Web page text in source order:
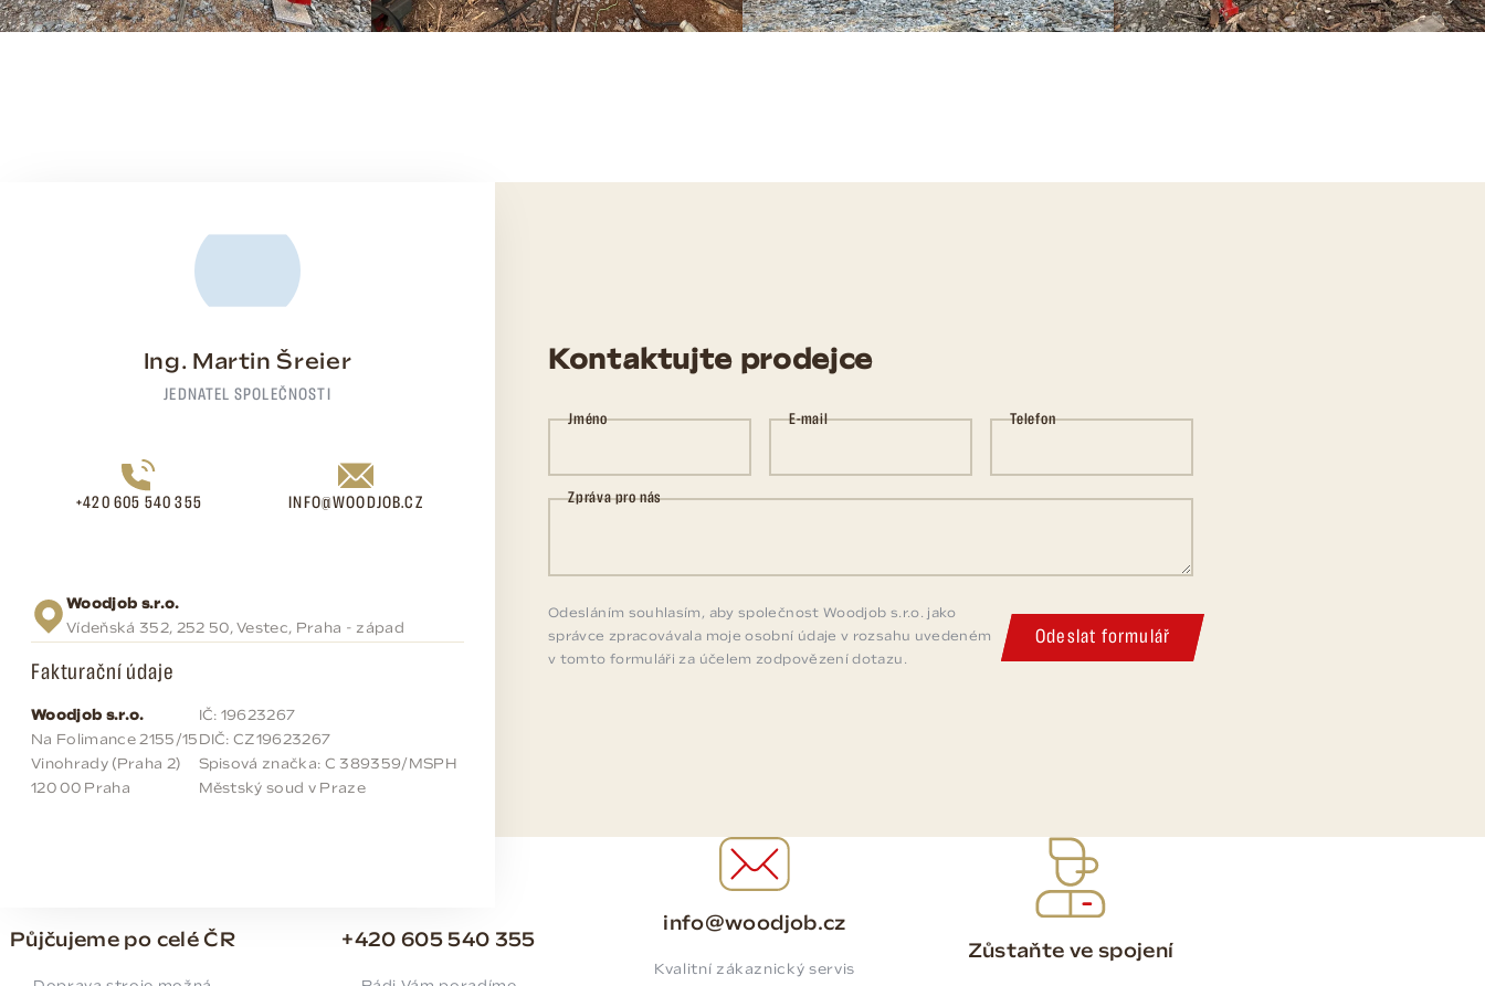
Ing. Martin Šreier
JEDNATEL SPOLEČNOSTI
+420 605 540 355 INFO@WOODJOB.CZ
Woodjob s.r.o.
Vídeňská 352, 252 50, Vestec, Praha - západ
Fakturační údaje
Woodjob s.r.o.
Na Folimance 2155/15
Vinohrady (Praha 2)
120 00 Praha
IČ: 19623267
DIČ: CZ19623267
Spisová značka: C 389359/MSPH
Městský soud v Praze
Kontaktujte prodejce
Jméno E-mail Telefon
Zpráva pro nás
Odeslat formulář
Odesláním souhlasím, aby společnost Woodjob s.r.o. jako
správce zpracovávala moje osobní údaje v rozsahu uvedeném
v tomto formuláři za účelem zodpovězení dotazu.
Půjčujeme po celé ČR +420 605 540 355
info@woodjob.cz
Kvalitní zákaznický servis
Zůstaňte ve spojení